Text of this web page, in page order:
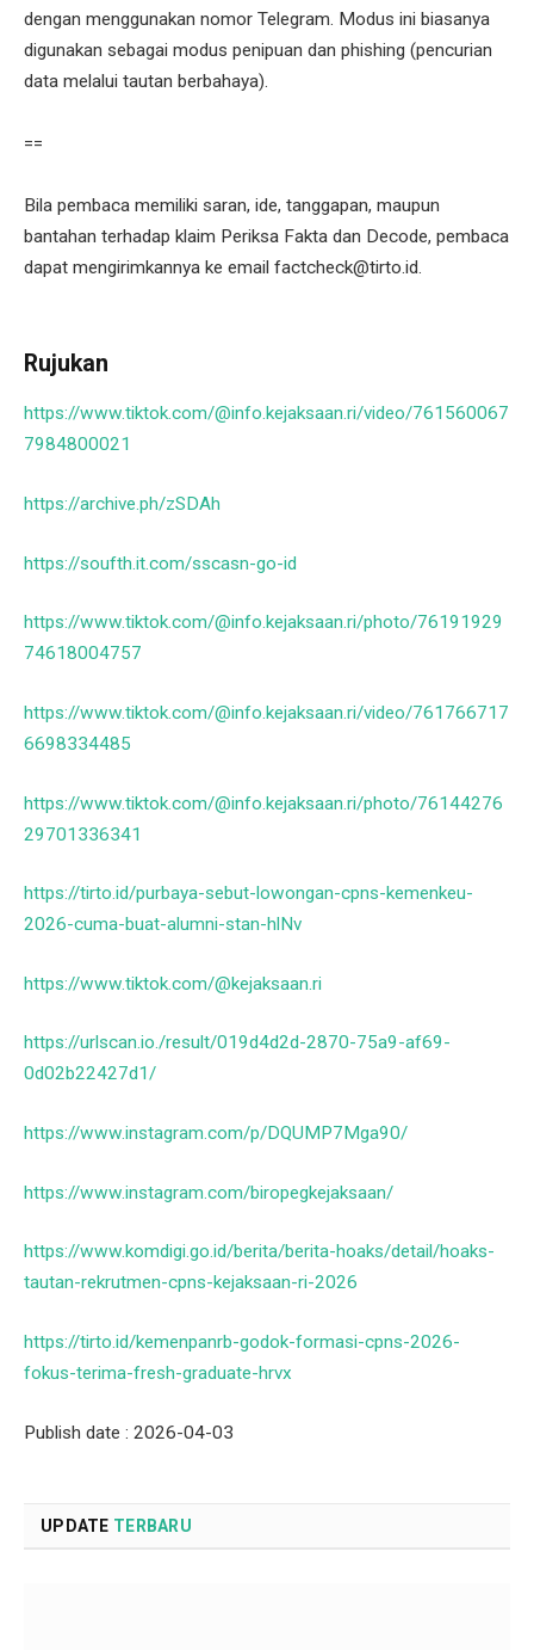
dengan menggunakan nomor Telegram. Modus ini biasanya
digunakan sebagai modus penipuan dan phishing (pencurian
data melalui tautan berbahaya).
==
Bila pembaca memiliki saran, ide, tanggapan, maupun
bantahan terhadap klaim Periksa Fakta dan Decode, pembaca
dapat mengirimkannya ke email factcheck@tirto.id.
Rujukan
https://www.tiktok.com/@info.kejaksaan.ri/video/761560067
7984800021
https://archive.ph/zSDAh
https://soufth.it.com/sscasn-go-id
https://www.tiktok.com/@info.kejaksaan.ri/photo/76191929
74618004757
https://www.tiktok.com/@info.kejaksaan.ri/video/761766717
6698334485
https://www.tiktok.com/@info.kejaksaan.ri/photo/76144276
29701336341
https://tirto.id/purbaya-sebut-lowongan-cpns-kemenkeu-
2026-cuma-buat-alumni-stan-hlNv
https://www.tiktok.com/@kejaksaan.ri
https://urlscan.io./result/019d4d2d-2870-75a9-af69-
0d02b22427d1/
https://www.instagram.com/p/DQUMP7Mga90/
https://www.instagram.com/biropegkejaksaan/
https://www.komdigi.go.id/berita/berita-hoaks/detail/hoaks-
tautan-rekrutmen-cpns-kejaksaan-ri-2026
https://tirto.id/kemenpanrb-godok-formasi-cpns-2026-
fokus-terima-fresh-graduate-hrvx
Publish date : 2026-04-03
UPDATE TERBARU